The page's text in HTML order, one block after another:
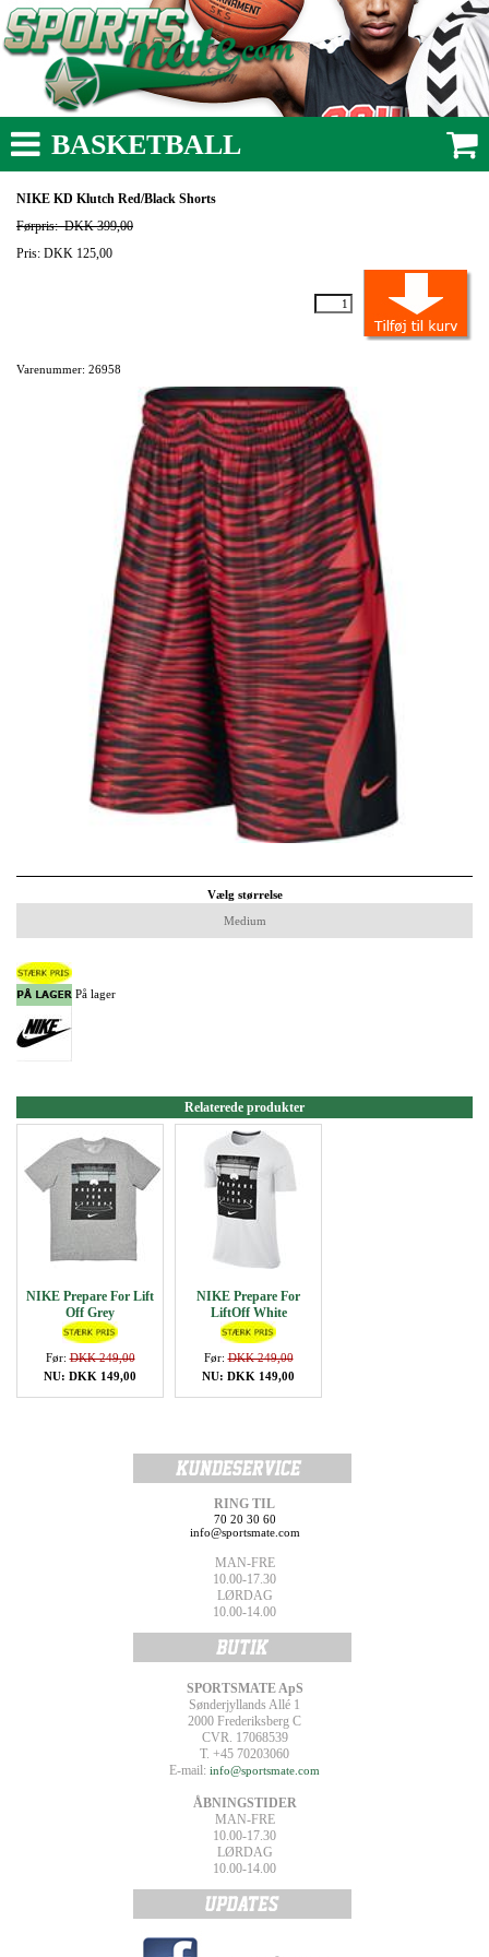
BASKETBALL
NIKE KD Klutch Red/Black Shorts
Førpris:DKK 399,00
Pris: DKK 125,00
Varenummer: 26958
Vælg størrelse
Medium
På lager
Relaterede produkter
NIKE Prepare For Lift
Off Grey
Før:DKK 249,00
NU: DKK 149,00
NIKE Prepare For
LiftOff White
Før:DKK 249,00
NU: DKK 149,00
RING TIL
70 20 30 60
info@sportsmate.com
MAN-FRE
10.00-17.30
LØRDAG
10.00-14.00
SPORTSMATE ApS
Sønderjyllands Allé 1
2000 Frederiksberg C
CVR. 17068539
T. +45 70203060
E-mail: info@sportsmate.com
ÅBNINGSTIDER
MAN-FRE
10.00-17.30
LØRDAG
10.00-14.00